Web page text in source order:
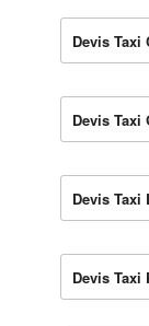
Devis Taxi
Devis Taxi
Devis Taxi
Devis Taxi